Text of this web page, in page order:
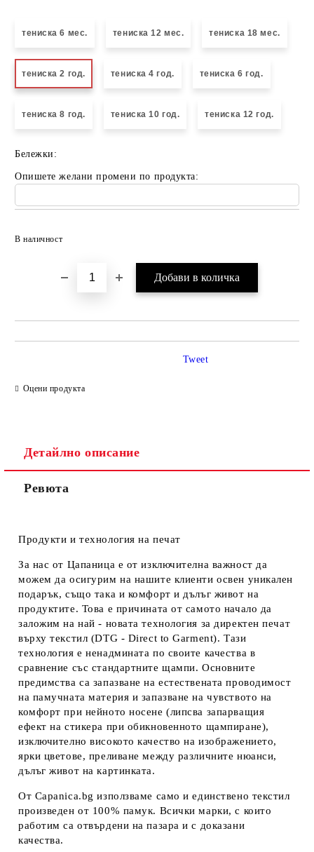
тениска 6 мес. тениска 12 мес. тениска 18 мес.
тениска 2 год. тениска 4 год. тениска 6 год.
тениска 8 год. тениска 10 год. тениска 12 год.
Бележки:
Опишете желани промени по продукта:
В наличност
Оцени продукта
Tweet
Детайлно описание
Ревюта
Продукти и технология на печат
За нас от Цапаница е от изключителна важност да
можем да осигурим на нашите клиенти освен уникален
подарък, също така и комфорт и дълъг живот на
продуктите. Това е причината от самото начало да
заложим на най - новата технология за директен печат
върху текстил (DTG - Direct to Garment). Тази
технология е ненадмината по своите качества в
сравнение със стандартните щампи. Основните
предимства са запазване на естествената проводимост
на памучната материя и запазване на чувството на
комфорт при нейното носене (липсва запарващия
ефект на стикера при обикновенното щампиране),
изключително високото качество на изображението,
ярки цветове, преливане между различните нюанси,
дълъг живот на картинката.
От Capanica.bg използваме само и единствено текстил
произведен от 100% памук. Всички марки, с които
работим са отвърдени на пазара и с доказани
качества.